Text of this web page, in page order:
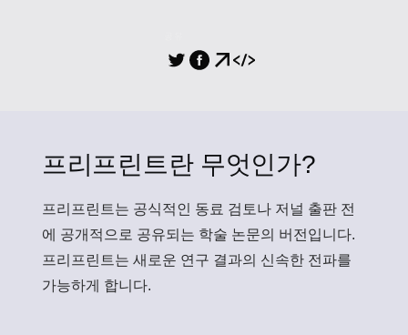
프리프린트란 무엇인가?
프리프린트는 공식적인 동료 검토나 저널 출판 전
에 공개적으로 공유되는 학술 논문의 버전입니다.
프리프린트는 새로운 연구 결과의 신속한 전파를
가능하게 합니다.